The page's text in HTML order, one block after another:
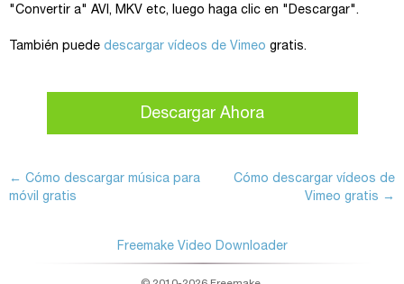
"Convertir a" AVI, MKV etc, luego haga clic en "Descargar".
También puede descargar vídeos de Vimeo gratis.
Descargar Ahora
← Cómo descargar música para
móvil gratis
Cómo descargar vídeos de
Vimeo gratis →
Freemake Video Downloader